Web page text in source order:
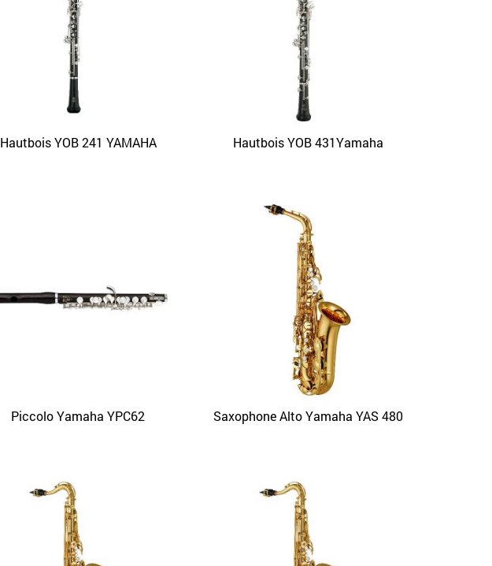
APERÇU
Hautbois YOB 241 YAMAHA APERÇU
Hautbois YOB 431Yamaha
APERÇU
Piccolo Yamaha YPC62 APERÇU
Saxophone Alto Yamaha YAS 480